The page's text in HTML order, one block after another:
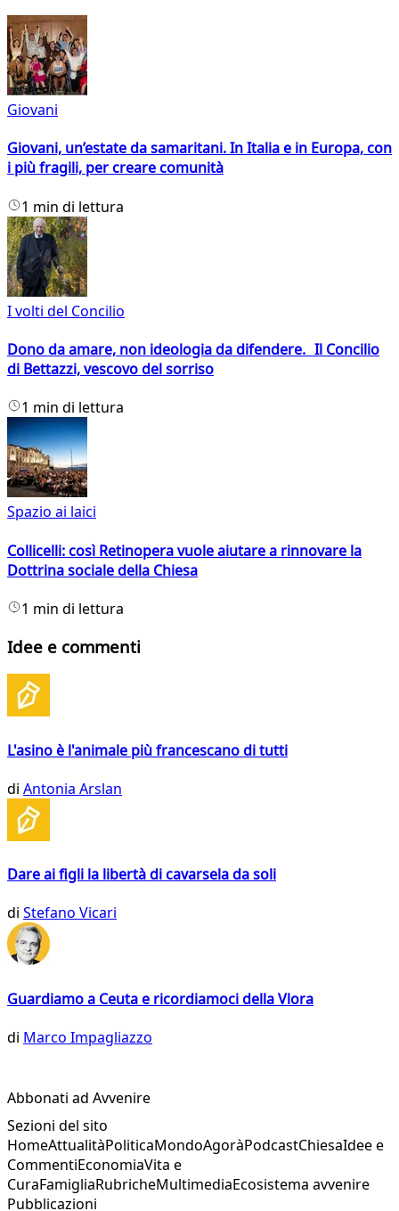
Giovani
Giovani, un’estate da samaritani. In Italia e in Europa, con
i più fragili, per creare comunità
1 min di lettura
I volti del Concilio
Dono da amare, non ideologia da difendere. Il Concilio
di Bettazzi, vescovo del sorriso
1 min di lettura
Spazio ai laici
Collicelli: così Retinopera vuole aiutare a rinnovare la
Dottrina sociale della Chiesa
1 min di lettura
Idee e commenti
L'asino è l'animale più francescano di tutti
di Antonia Arslan
Dare ai figli la libertà di cavarsela da soli
di Stefano Vicari
Guardiamo a Ceuta e ricordiamoci della Vlora
di Marco Impagliazzo
Abbonati ad Avvenire
Sezioni del sito
HomeAttualitàPoliticaMondoAgoràPodcastChiesaIdee e
CommentiEconomiaVita e
CuraFamigliaRubricheMultimediaEcosistema avvenire
Pubblicazioni